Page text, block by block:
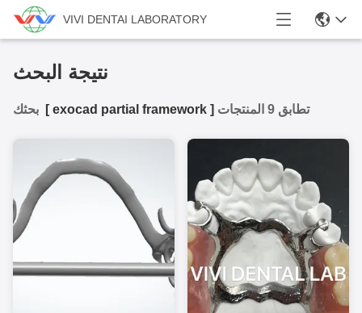
VIVI DENTAI LABORATORY
نتيجة البحث
[exocad partial framework ] تطابق 9 المنتجات